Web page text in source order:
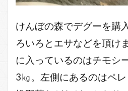
けんぼの森でデグーを購
ろいろとエサなどを頂け
に入っているのはチモシ
3㎏。左側にあるのはペ